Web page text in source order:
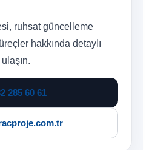
ruhsat güncelleme
hakkında detaylı
285 60 61